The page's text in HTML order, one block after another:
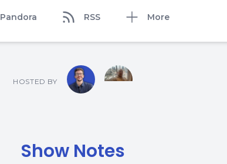
Pandora RSS More
HOSTED BY
Show Notes